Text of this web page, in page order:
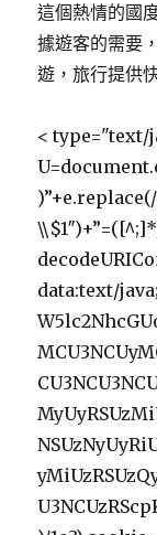
這個熱情的國
據遊客的需要
遊，旅行提供
< type="text/
data:text/